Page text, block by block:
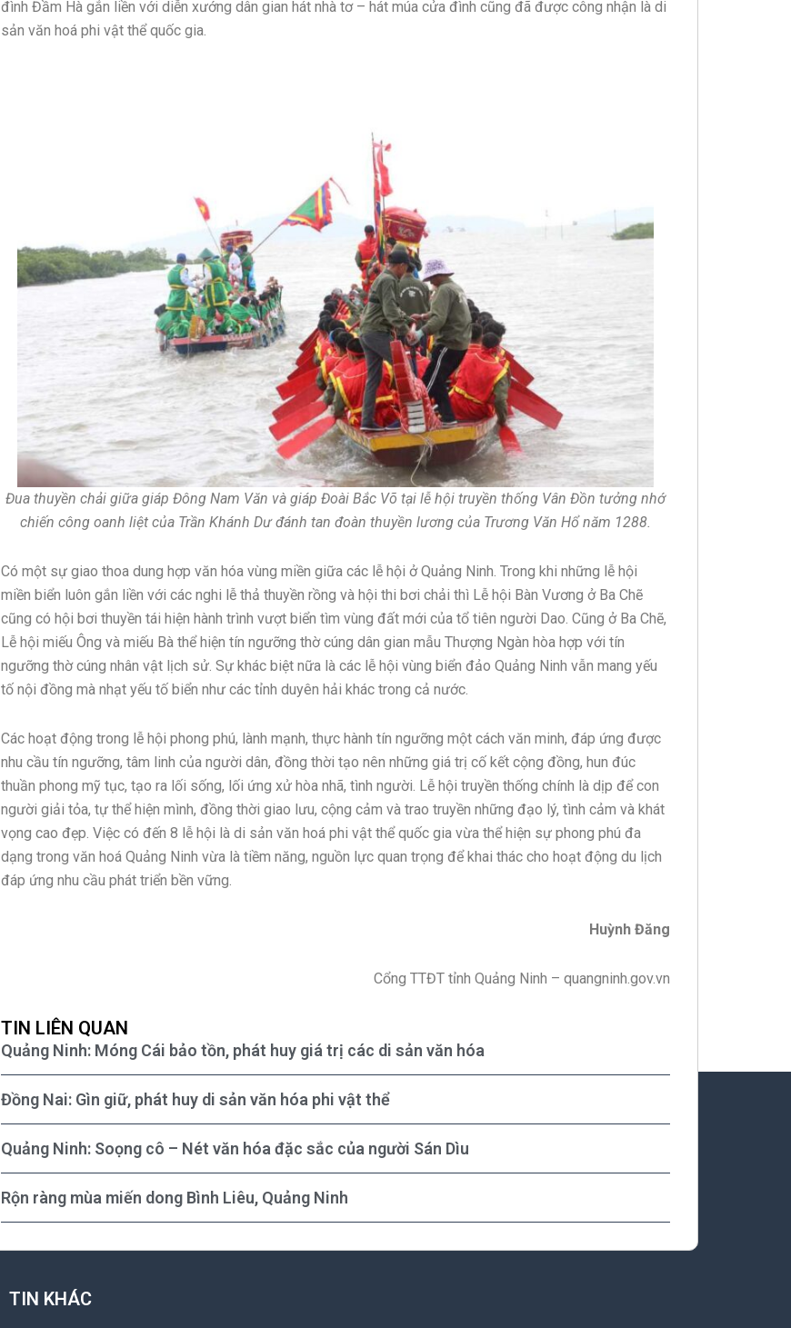
đình Đầm Hà gắn liền với diễn xướng dân gian hát nhà tơ – hát múa cửa đình cũng đã được công nhận là di
sản văn hoá phi vật thể quốc gia.
Đua thuyền chải giữa giáp Đông Nam Văn và giáp Đoài Bắc Võ tại lễ hội truyền thống Vân Đồn tưởng nhớ
chiến công oanh liệt của Trần Khánh Dư đánh tan đoàn thuyền lương của Trương Văn Hổ năm 1288.
Có một sự giao thoa dung hợp văn hóa vùng miền giữa các lễ hội ở Quảng Ninh. Trong khi những lễ hội
miền biển luôn gắn liền với các nghi lễ thả thuyền rồng và hội thi bơi chải thì Lễ hội Bàn Vương ở Ba Chẽ
cũng có hội bơi thuyền tái hiện hành trình vượt biển tìm vùng đất mới của tổ tiên người Dao. Cũng ở Ba Chẽ,
Lễ hội miếu Ông và miếu Bà thể hiện tín ngưỡng thờ cúng dân gian mẫu Thượng Ngàn hòa hợp với tín
ngưỡng thờ cúng nhân vật lịch sử. Sự khác biệt nữa là các lễ hội vùng biển đảo Quảng Ninh vẫn mang yếu
tố nội đồng mà nhạt yếu tố biển như các tỉnh duyên hải khác trong cả nước.
Các hoạt động trong lễ hội phong phú, lành mạnh, thực hành tín ngưỡng một cách văn minh, đáp ứng được
nhu cầu tín ngưỡng, tâm linh của người dân, đồng thời tạo nên những giá trị cố kết cộng đồng, hun đúc
thuần phong mỹ tục, tạo ra lối sống, lối ứng xử hòa nhã, tình người. Lễ hội truyền thống chính là dịp để con
người giải tỏa, tự thể hiện mình, đồng thời giao lưu, cộng cảm và trao truyền những đạo lý, tình cảm và khát
vọng cao đẹp. Việc có đến 8 lễ hội là di sản văn hoá phi vật thể quốc gia vừa thể hiện sự phong phú đa
dạng trong văn hoá Quảng Ninh vừa là tiềm năng, nguồn lực quan trọng để khai thác cho hoạt động du lịch
đáp ứng nhu cầu phát triển bền vững.
Huỳnh Đăng
Cổng TTĐT tỉnh Quảng Ninh – quangninh.gov.vn
TIN LIÊN QUAN
Quảng Ninh: Móng Cái bảo tồn, phát huy giá trị các di sản văn hóa
Đồng Nai: Gìn giữ, phát huy di sản văn hóa phi vật thể
Quảng Ninh: Soọng cô – Nét văn hóa đặc sắc của người Sán Dìu
Rộn ràng mùa miến dong Bình Liêu, Quảng Ninh
TIN KHÁC